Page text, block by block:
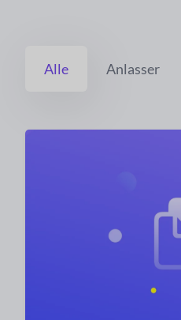
Alle Anlasser